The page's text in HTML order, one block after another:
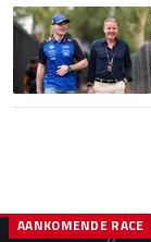
AANKOMENDE RACE